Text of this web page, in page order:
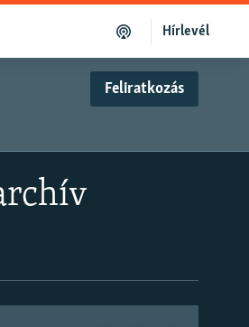
Hírlevél
Feliratkozás